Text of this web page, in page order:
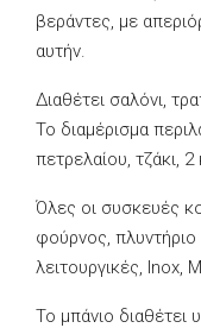
βεράντες, με
αυτήν.
Διαθέτει σαλόνι,
Το διαμέρισμα
πετρελαίου, τζάκι, 2
Όλες οι συσκευές
φούρνος,
λειτουργικές, Inox,
Το μπάνιο